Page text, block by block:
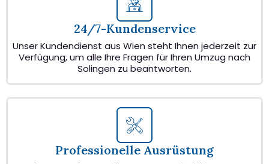
24/7-Kundenservice
Unser Kundendienst aus Wien steht Ihnen jederzeit zur
Verfügung, um alle Ihre Fragen für Ihren Umzug nach
Solingen zu beantworten.
Professionelle Ausrüstung